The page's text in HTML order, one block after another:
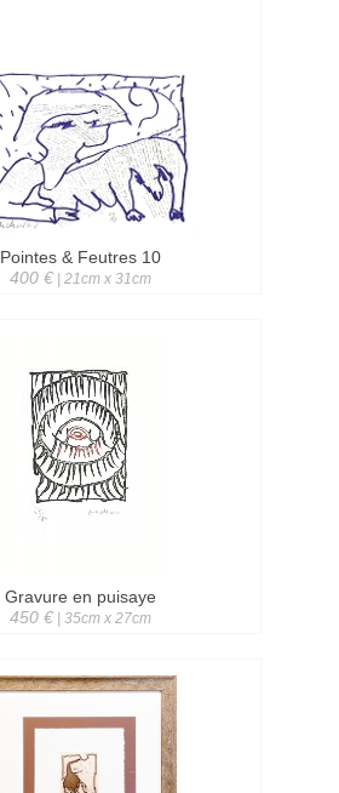
Pointes & Feutres 10
400 €| 21cm x 31cm
Gravure en puisaye
450 €| 35cm x 27cm